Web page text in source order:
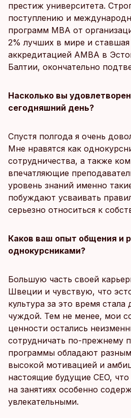
престиж университета.
поступлению и
программ MBA от
2% лучших в мире и
аккредитацией AMBA в
Балтии, окончательно
Насколько вы
сегодняшний день?
Спустя полгода я очень
Мне нравятся как
сотрудничества, а также
впечатляющие
уровень знаний именно
побуждают усваивать
серьезно относиться к
Каков ваш опыт общения и
однокурсниками?
Большую часть своей
Швеции и чувствую, что
культура за это время стала
чуждой. Тем не менее, мои
ценности остались
сотрудничать по-прежнему
программы обладают
высокой мотивацией и
настоящие будущие CEO,
на занятиях особенно
увлекательными.